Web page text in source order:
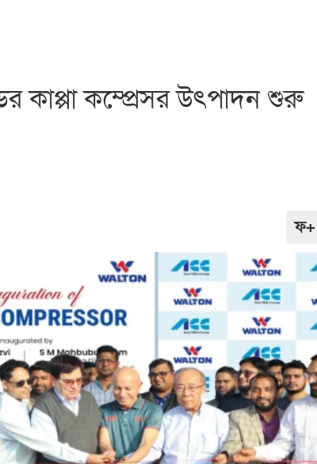
কাপ্পা কম্প্রেসর উৎপাদন শুরু
ফ+